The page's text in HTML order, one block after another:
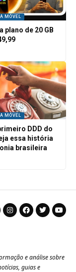
MÓVEL
plano de 20 GB
MÓVEL
DDD do
essa história
brasileira
e análise sobre
guias e